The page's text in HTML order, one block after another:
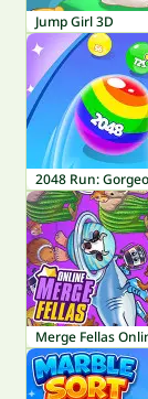
Jump Girl 3D
2048 Run:
Merge Fellas